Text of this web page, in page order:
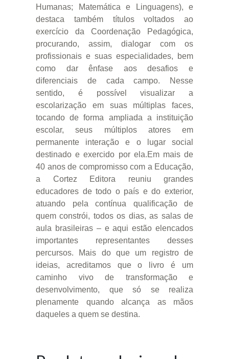
Humanas; Matemática e Linguagens), e
destaca também títulos voltados ao
exercício da Coordenação Pedagógica,
procurando, assim, dialogar com os
profissionais e suas especialidades, bem
como dar ênfase aos desafios e
diferenciais de cada campo. Nesse
sentido, é possível visualizar a
escolarização em suas múltiplas faces,
tocando de forma ampliada a instituição
escolar, seus múltiplos atores em
permanente interação e o lugar social
destinado e exercido por ela.Em mais de
40 anos de compromisso com a Educação,
a Cortez Editora reuniu grandes
educadores de todo o país e do exterior,
atuando pela contínua qualificação de
quem constrói, todos os dias, as salas de
aula brasileiras – e aqui estão elencados
importantes representantes desses
percursos. Mais do que um registro de
ideias, acreditamos que o livro é um
caminho vivo de transformação e
desenvolvimento, que só se realiza
plenamente quando alcança as mãos
daqueles a quem se destina.